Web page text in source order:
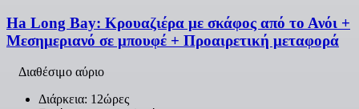
Ha Long Bay: Κρουαζιέρα με σκάφος από το Ανόι +
Μεσημεριανό σε μπουφέ + Προαιρετική μεταφορά
Διαθέσιμο αύριο
Διάρκεια: 12ώρες